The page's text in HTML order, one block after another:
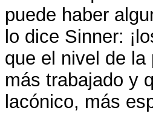
puede haber
lo dice Sinner:
que el nivel de
más trabajado y
lacónico, más